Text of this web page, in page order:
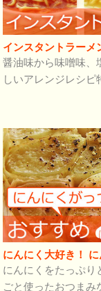
インスタントラーメ
醤油味から味噌味、
しいアレンジレシピ
にんにく大好き！
にんにくをたっぷり
ごと使ったおつまみ